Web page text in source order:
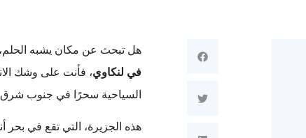
هل تبحث عن مكان يشبه الحلم،
في لنكاوي، فأنت على وشك
السياحية سحرًا في جنوب شرق
هذه الجزيرة، التي تقع في بحر